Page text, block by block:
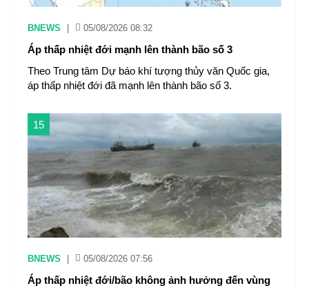
BNEWS 05/08/2026 08:32
Áp thấp nhiệt đới mạnh lên thành bão số 3
Theo Trung tâm Dự báo khí tượng thủy văn Quốc gia,
áp thấp nhiệt đới đã mạnh lên thành bão số 3.
15
BNEWS 05/08/2026 07:56
Áp thấp nhiệt đới/bão không ảnh hưởng đến vùng